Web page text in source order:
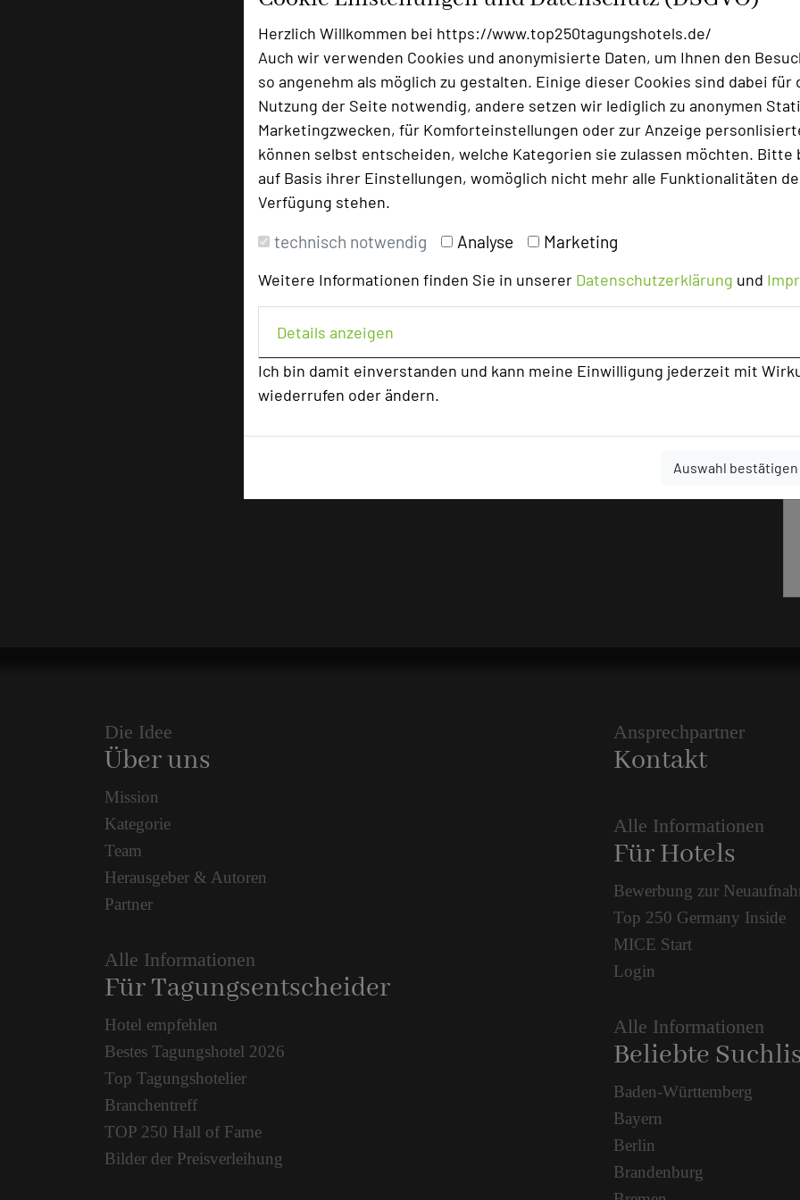
Herzlich Willkommen bei https://www.top250tagungshotels.de/
Auch wir verwenden Cookies und anonymisierte Daten, um Ihnen den
so angenehm als möglich zu gestalten. Einige dieser Cookies sind dabei für
Nutzung der Seite notwendig, andere setzen wir lediglich zu anonymen
Marketingzwecken, für Komforteinstellungen oder zur Anzeige
können selbst entscheiden, welche Kategorien sie zulassen möchten. Bitte
auf Basis ihrer Einstellungen, womöglich nicht mehr alle Funktionalitäten
Verfügung stehen.
technisch notwendig Analyse Marketing
Weitere Informationen finden Sie in unserer Datenschutzerklärung und
Details anzeigen
Ich bin damit einverstanden und kann meine Einwilligung jederzeit mit
wiederrufen oder ändern.
Auswahl bestätigen
Die Idee
Über uns
Mission
Kategorie
Team
Herausgeber & Autoren
Partner
Alle Informationen
Für Tagungsentscheider
Hotel empfehlen
Bestes Tagungshotel 2026
Top Tagungshotelier
Branchentreff
TOP 250 Hall of Fame
Bilder der Preisverleihung
Ansprechpartner
Kontakt
Alle Informationen
Für Hotels
Bewerbung zur
Top 250 Germany Inside
MICE Start
Login
Alle Informationen
Beliebte
Baden-Württemberg
Bayern
Berlin
Brandenburg